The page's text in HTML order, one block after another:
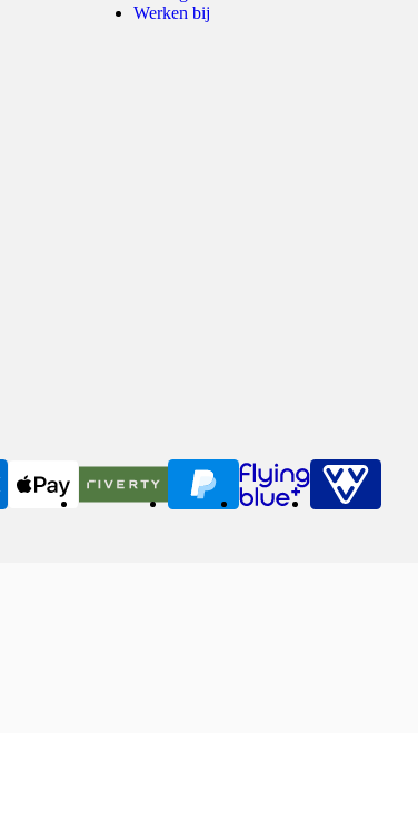
Express
Apple Pay Riverty PayPal Flying BlueVVV
Werken bij